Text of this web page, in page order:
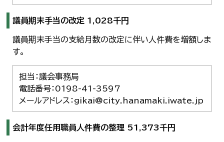
議員期末手当の改定 1,028千円
議員期末手当の支給月数の改定に伴い人件費を増額しま
す。
担当：議会事務局
電話番号：0198-41-3597
メールアドレス：gikai@city.hanamaki.iwate.jp
会計年度任用職員人件費の整理 51,373千円